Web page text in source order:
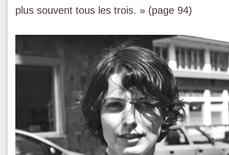
plus souvent tous les trois. » (page 94)